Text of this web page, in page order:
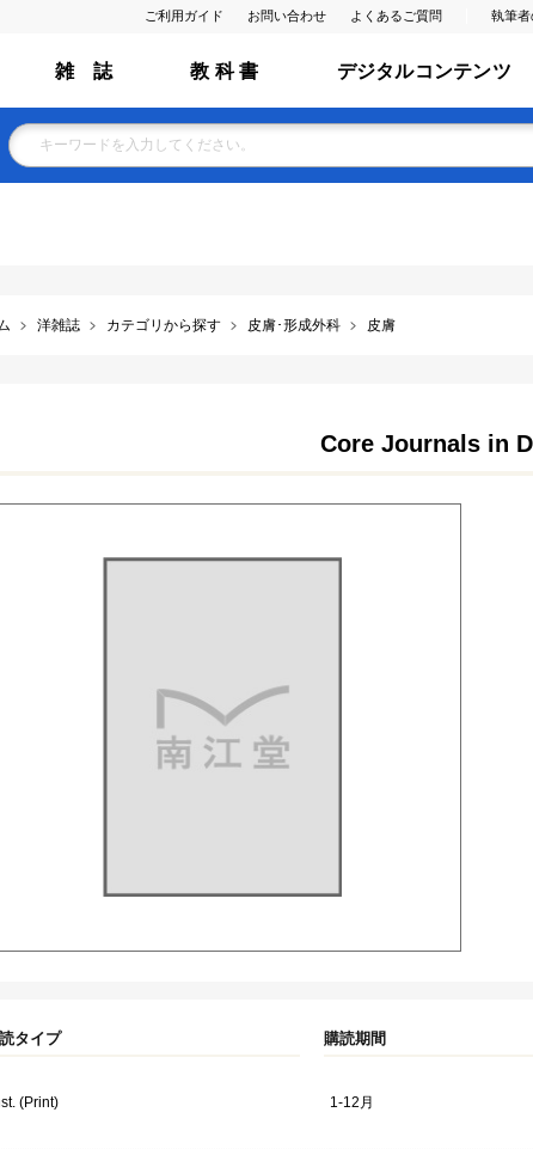
ご利用ガイド お問い合わせ よくあるご質問 執筆
雑 誌 教 科 書 デジタルコンテンツ
洋雑誌 カテゴリから探す 皮膚･形成外科 皮膚
Core Journals in
タイプ 購読期間
(Print) 1-12月